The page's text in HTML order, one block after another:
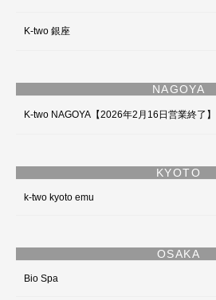
K-two 銀座
NAGOYA
K-two NAGOYA【2026年2月16日営業終了】
KYOTO
k-two kyoto emu
OSAKA
Bio Spa